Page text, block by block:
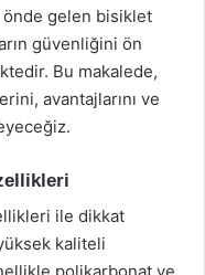
önde gelen bisiklet
güvenliğini ön
Bu makalede,
avantajlarını ve
ile dikkat
kaliteli